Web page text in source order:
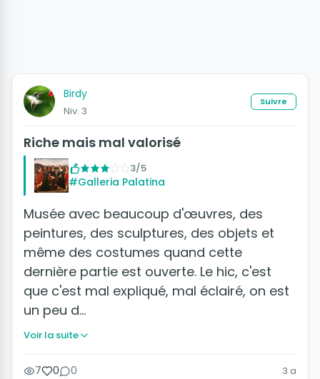
Birdy
Niv. 3
Suivre
Riche mais mal valorisé
3/5
#Galleria Palatina
Musée avec beaucoup d'œuvres, des
peintures, des sculptures, des objets et
même des costumes quand cette
dernière partie est ouverte. Le hic, c'est
que c'est mal expliqué, mal éclairé, on est
un peu d…
Voir la suite
7 0 0 3 a